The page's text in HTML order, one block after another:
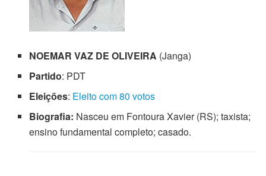
NOEMAR VAZ DE OLIVEIRA (Janga)
Partido: PDT
Eleições: Eleito com 80 votos
Biografia: Nasceu em Fontoura Xavier (RS); taxista;
ensino fundamental completo; casado.